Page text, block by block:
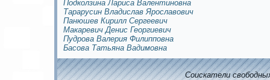
Подколзина Лариса Валентиновна
Тарарусин Владислав Ярославович
Панюшев Кирилл Сергеевич
Макaревич Денис Георгиевич
Пудрова Валерия Филипповна
Басова Татьяна Вадимoвна
Соискaтели